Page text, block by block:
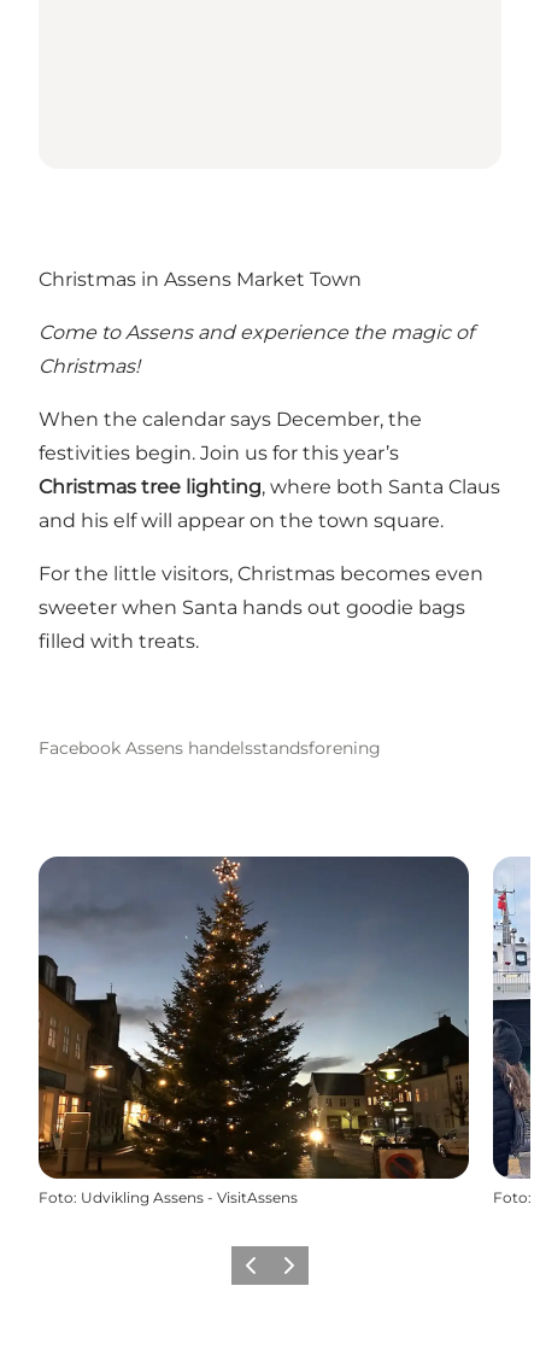
Christmas in Assens Market Town
Come to Assens and experience the magic of
Christmas!
When the calendar says December, the
festivities begin. Join us for this year’s
Christmas tree lighting, where both Santa Claus
and his elf will appear on the town square.
For the little visitors, Christmas becomes even
sweeter when Santa hands out goodie bags
filled with treats.
Facebook Assens handelsstandsforening
Foto: Udvikling Assens - VisitAssens Foto:
Föregående
Nästa